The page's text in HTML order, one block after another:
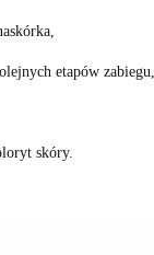
etapów zabiegu,
skóry.